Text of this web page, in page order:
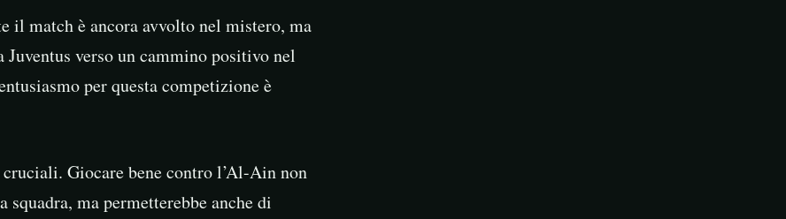
il match è ancora avvolto nel mistero, ma
verso un cammino positivo nel
per questa competizione è
Giocare bene contro l’Al-Ain non
ma permetterebbe anche di